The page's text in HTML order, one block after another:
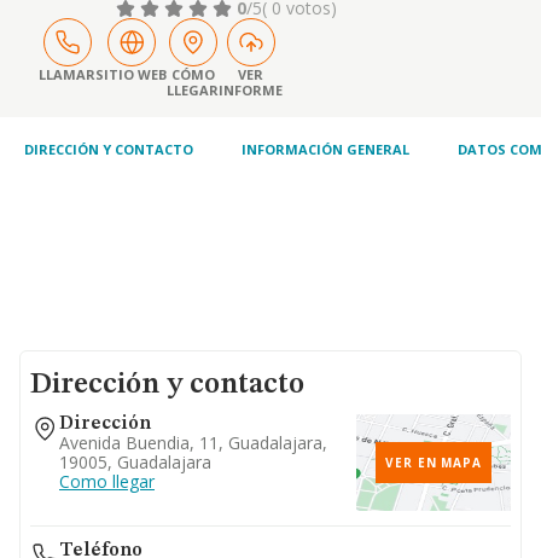
de protección contra incendios y
acondicionamiento ambiental. 3. obra civil. 4.
servicios de agricultura con o sin maquinaria
por personas o entidades distintas de los
titulares de las explotaciones tales como
0/5( 0 votos)
LLAMARSITIO WEB CÓMO
LLEGAR
VER
INFORME
DIRECCIÓN Y CONTACTO INFORMACIÓN GENERAL DATOS
Dirección y contacto
Dirección
Avenida Buendia, 11, Guadalajara,
19005, Guadalajara
Como llegar
VER EN MAPA
Teléfono